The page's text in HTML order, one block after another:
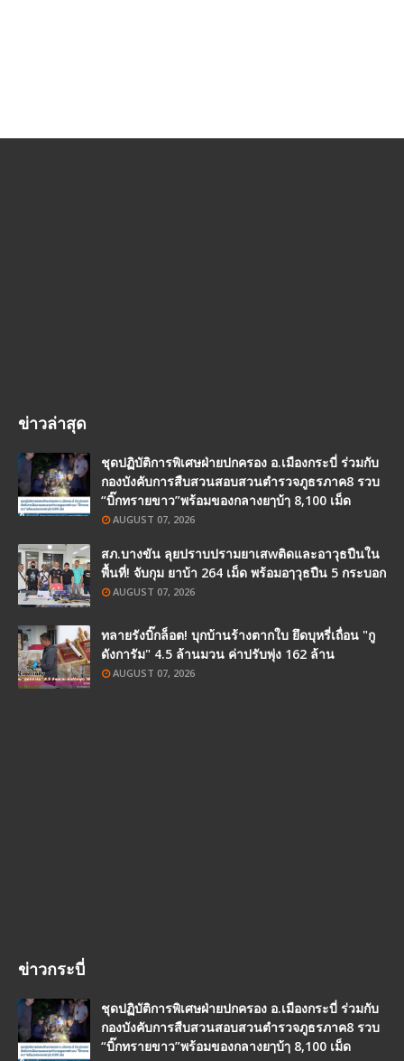
ข่าวล่าสุด
ชุดปฏิบัติการพิเศษฝ่ายปกครอง อ.เมืองกระบี่ ร่วมกับ
กองบังคับการสืบสวนสอบสวนตำรวจภูธรภาค8 รวบ
“บิ๊กทรายขาว”พร้อมของกลางยๅบ้ๅ 8,100 เม็ด
AUGUST 07, 2026
สภ.บางขัน ลุยปราบปรามยาเสwติดและอาวุธปืนใน
พื้นที่! จับกุม ยาบ้า 264 เม็ด พร้อมอๅวุธปืน 5 กระบอก
AUGUST 07, 2026
ทลายรังบิ๊กล็อต! บุกบ้านร้างตากใบ ยึดบุหรี่เถื่อน "กู
ดังการัม" 4.5 ล้านมวน ค่าปรับพุ่ง 162 ล้าน
AUGUST 07, 2026
ข่าวกระบี่
ชุดปฏิบัติการพิเศษฝ่ายปกครอง อ.เมืองกระบี่ ร่วมกับ
กองบังคับการสืบสวนสอบสวนตำรวจภูธรภาค8 รวบ
“บิ๊กทรายขาว”พร้อมของกลางยๅบ้ๅ 8,100 เม็ด